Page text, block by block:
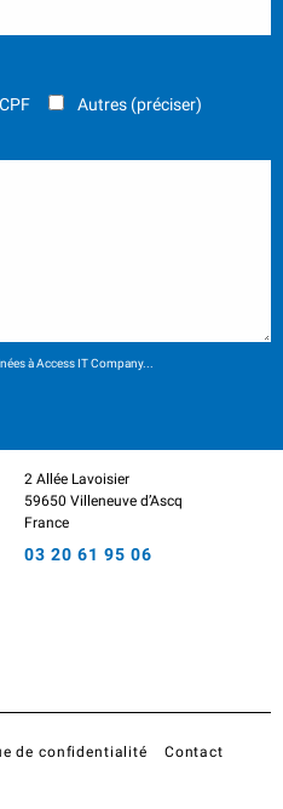
CPF Autres (préciser)
à Access IT Company...
2 Allée Lavoisier
59650 Villeneuve d’Ascq
France
03 20 61 95 06
de confidentialité Contact